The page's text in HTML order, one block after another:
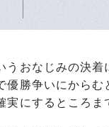
おなじみの決着
優勝争いにから
にするところま